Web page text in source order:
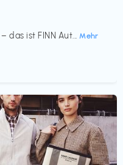
das ist FINN Aut... Mehr